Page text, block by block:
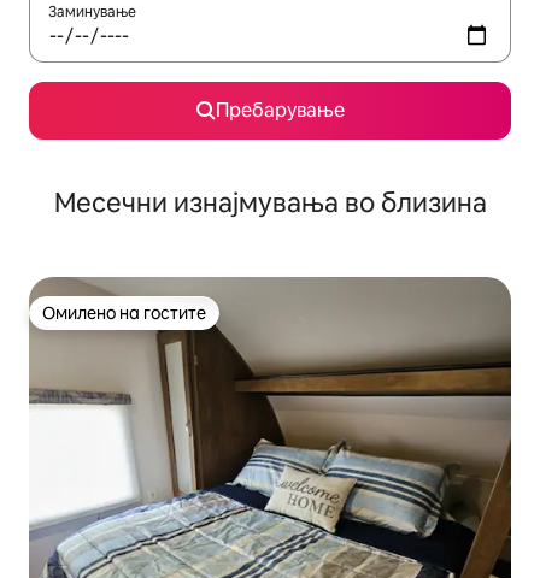
Заминување
Пребарување
Месечни изнајмувања во близина
Омилено на гостите
Омилено на гостите